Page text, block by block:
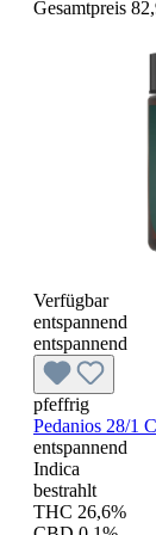
Gesamtpreis
Verfügbar
entspannend
entspannend
pfeffrig
Pedanios 28/1
entspannend
Indica
bestrahlt
THC 26,6%